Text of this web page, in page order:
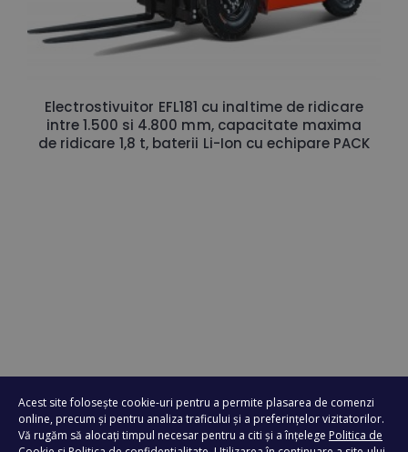
Acest site folosește cookie-uri pentru a permite plasarea de comenzi
online, precum și pentru analiza traficului și a preferințelor vizitatorilor.
Vă rugăm să alocați timpul necesar pentru a citi și a înțelege Politica de
Electrostivuitor EFL181 cu inaltime de ridicare
intre 1.500 si 4.800 mm, capacitate maxima
de ridicare 1,8 t, baterii Li-Ion cu echipare PACK